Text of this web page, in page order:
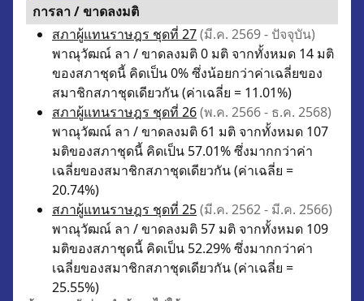
การลา / ขาดลงมติ
สภาผู้แทนราษฎร ชุดที่ 27(มี.ค. 2569 - ปัจจุบัน)
พาณุวัฒณ์ ลา / ขาดลงมติ 0 มติ จากทั้งหมด 14 มติ
ของสภาชุดนี้ คิดเป็น 0% ซึ่งน้อยกว่าค่าเฉลี่ยของ
สมาชิกสภาชุดเดียวกัน (ค่าเฉลี่ย = 11.01%)
สภาผู้แทนราษฎร ชุดที่ 26(พ.ค. 2566 - ธ.ค. 2568)
พาณุวัฒณ์ ลา / ขาดลงมติ 61 มติ จากทั้งหมด 107
มติของสภาชุดนี้ คิดเป็น 57.01% ซึ่งมากกว่าค่า
เฉลี่ยของสมาชิกสภาชุดเดียวกัน (ค่าเฉลี่ย =
20.74%)
สภาผู้แทนราษฎร ชุดที่ 25(มี.ค. 2562 - มี.ค. 2566)
พาณุวัฒณ์ ลา / ขาดลงมติ 57 มติ จากทั้งหมด 109
มติของสภาชุดนี้ คิดเป็น 52.29% ซึ่งมากกว่าค่า
เฉลี่ยของสมาชิกสภาชุดเดียวกัน (ค่าเฉลี่ย =
25.55%)